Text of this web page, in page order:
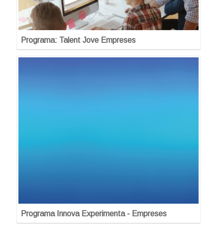
Programa: Talent Jove Empreses
Programa Innova Experimenta - Empreses